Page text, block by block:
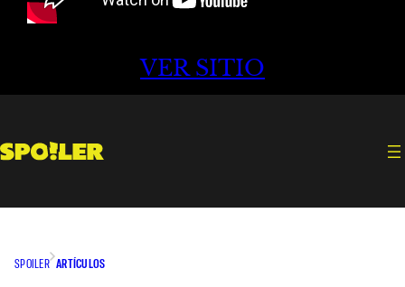
VER SITIO
SPOILER ARTÍCULOS